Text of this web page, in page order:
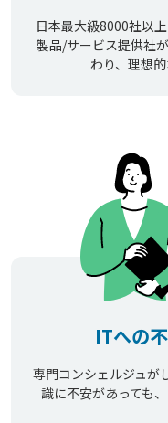
日本最大級8000社以
製品/サービス提供社
わり、理想
ITへの
専門コンシェルジュが
識に不安があっても